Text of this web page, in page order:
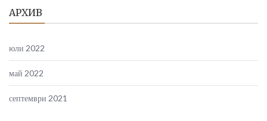
АРХИВ
юли 2022
май 2022
септември 2021